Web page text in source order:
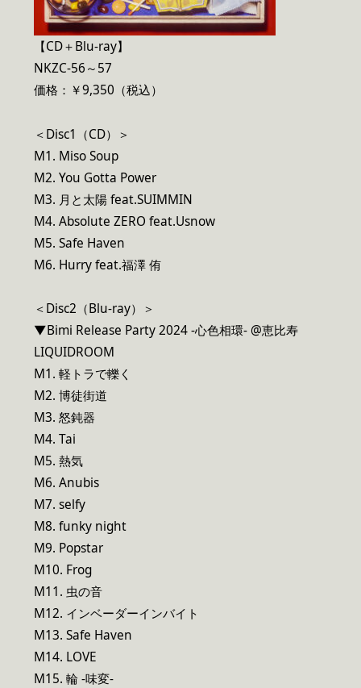
【CD＋Blu-ray】
NKZC-56～57
価格：￥9,350（税込）
＜Disc1（CD）＞
M1. Miso Soup
M2. You Gotta Power
M3. 月と太陽 feat.SUIMMIN
M4. Absolute ZERO feat.Usnow
M5. Safe Haven
M6. Hurry feat.福澤 侑
＜Disc2（Blu-ray）＞
▼Bimi Release Party 2024 -心色相環- @恵比寿
LIQUIDROOM
M1. 軽トラで轢く
M2. 博徒街道
M3. 怒鈍器
M4. Tai
M5. 熱気
M6. Anubis
M7. selfy
M8. funky night
M9. Popstar
M10. Frog
M11. 虫の音
M12. インベーダーインバイト
M13. Safe Haven
M14. LOVE
M15. 輪 -味変-